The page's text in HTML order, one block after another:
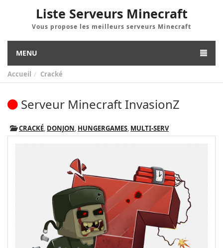
Liste Serveurs Minecraft
Vous propose les meilleurs serveurs Minecraft
MENU
Accueil Cracké
Serveur Minecraft InvasionZ
CRACKÉ, DONJON, HUNGERGAMES, MULTI-SERV